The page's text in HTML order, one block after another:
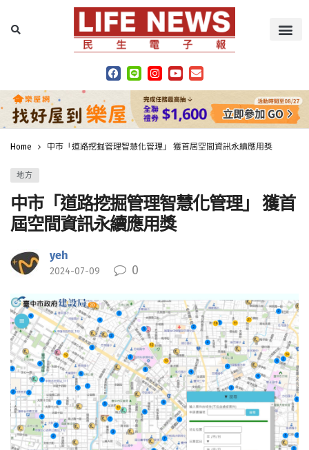
Home 中市「道路挖掘管理智慧化管理」 獲首屆空間資訊永續應用獎
地方
中市「道路挖掘管理智慧化管理」 獲首
屆空間資訊永續應用獎
yeh
2024-07-09 0